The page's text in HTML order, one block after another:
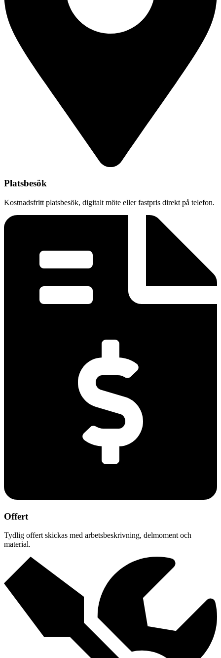
Platsbesök
Kostnadsfritt platsbesök, digitalt möte eller fastpris direkt på telefon.
Offert
Tydlig offert skickas med arbetsbeskrivning, delmoment och
material.